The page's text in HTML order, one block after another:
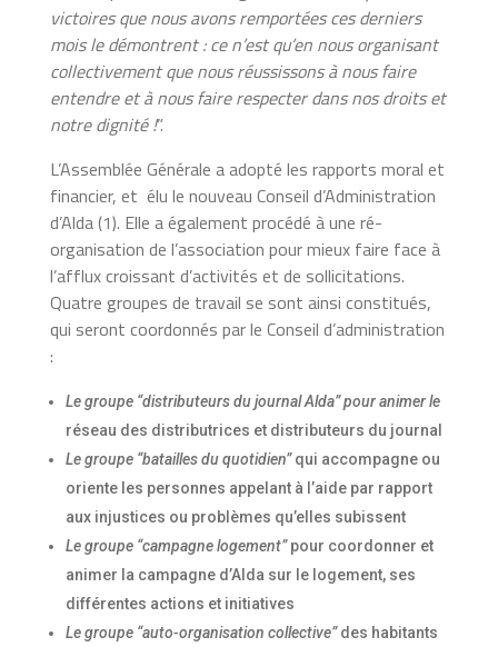
victoires que nous avons remportées ces derniers
mois le démontrent : ce n’est qu’en nous organisant
collectivement que nous réussissons à nous faire
entendre et à nous faire respecter dans nos droits et
notre dignité !”.
L’Assemblée Générale a adopté les rapports moral et
financier, et élu le nouveau Conseil d’Administration
d’Alda (1). Elle a également procédé à une ré-
organisation de l’association pour mieux faire face à
l’afflux croissant d’activités et de sollicitations.
Quatre groupes de travail se sont ainsi constitués,
qui seront coordonnés par le Conseil d’administration
:
Le groupe “distributeurs du journal Alda” pour animer le
réseau des distributrices et distributeurs du journal
Le groupe “batailles du quotidien”qui accompagne ou
oriente les personnes appelant à l’aide par rapport
aux injustices ou problèmes qu’elles subissent
Le groupe “campagne logement”pour coordonner et
animer la campagne d’Alda sur le logement, ses
différentes actions et initiatives
Le groupe “auto-organisation collective”des habitants